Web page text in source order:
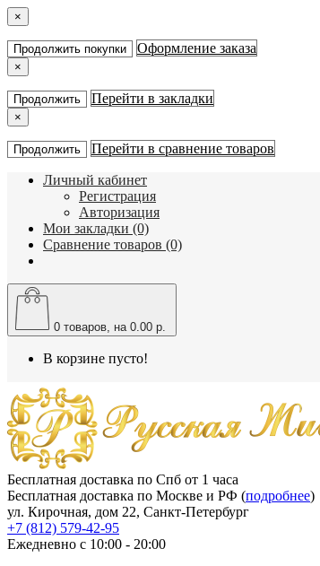
×
Продолжить покупки Оформление заказа
×
Продолжить Перейти в закладки
×
Продолжить Перейти в сравнение товаров
Личный кабинет
Регистрация
Авторизация
Мои закладки (0)
Сравнение товаров (0)
0 товаров, на 0.00 р.
В корзине пусто!
Бесплатная доставка по Спб от 1 часа
Бесплатная доставка по Москве и РФ (подробнее)
ул. Кирочная, дом 22, Санкт-Петербург
+7 (812) 579-42-95
Ежедневно с 10:00 - 20:00